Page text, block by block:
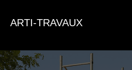
ARTI-TRAVAUX